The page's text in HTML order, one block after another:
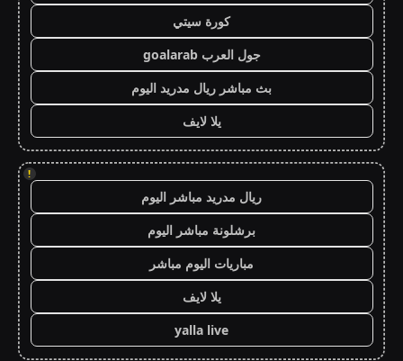
كورة سيتي
جول العرب goalarab
بث مباشر ريال مدريد اليوم
يلا لايف
!
ريال مدريد مباشر اليوم
برشلونة مباشر اليوم
مباريات اليوم مباشر
يلا لايف
yalla live